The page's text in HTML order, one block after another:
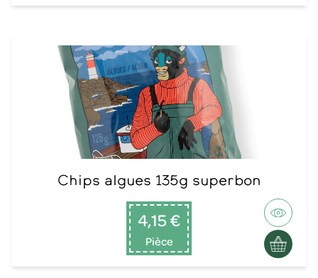
Chips algues 135g superbon
4,15 €
Pièce